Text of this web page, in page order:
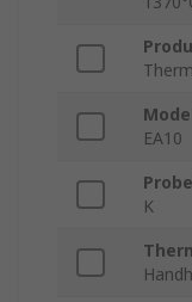
EA10
K